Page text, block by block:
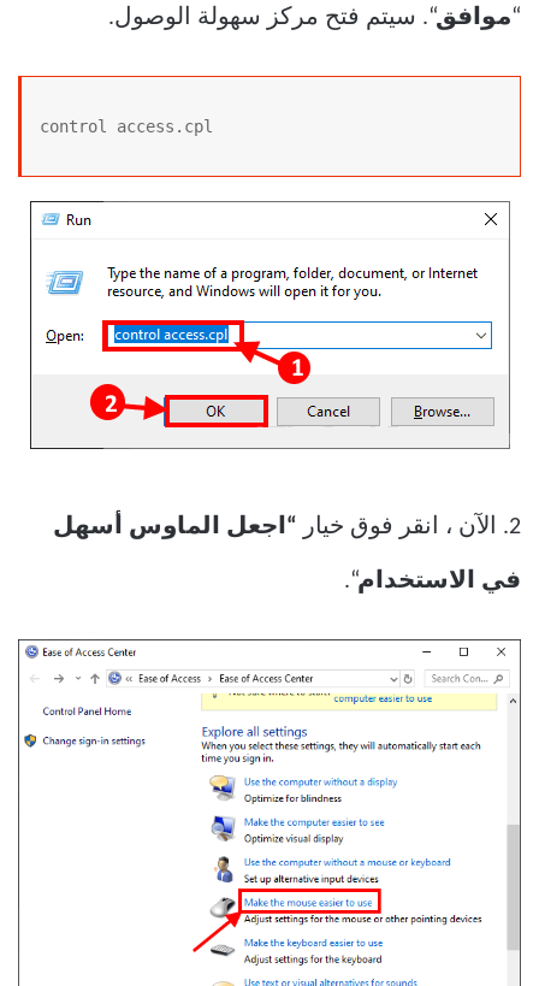
“موافق“. سيتم فتح مركز سهولة الوصول.
control access.cpl
2. الآن ، انقر فوق خيار “اجعل الماوس أسهل
في الاستخدام“.